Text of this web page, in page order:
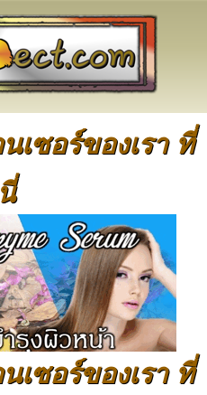
ซอร์ของเรา ที่
นี่
ซอร์ของเรา ที่